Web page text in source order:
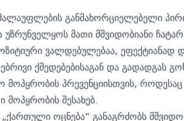
განმახორციელებელი
მათი მშვიდობიანი
ვალდებულებაა, ეფექტიანად
ქმედებებისაგან და გადადგას
მოპყრობის პრევენციისთვის, როდესაც
შესახებ.
ოცნება“ განაგრძობს